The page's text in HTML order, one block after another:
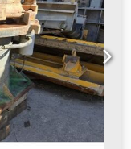
sind vollständig
Ersatzteile
verfügbar.
Anfrage möglich
Transport. Flexible
und Ihre
Transport wird
Collé Rental &